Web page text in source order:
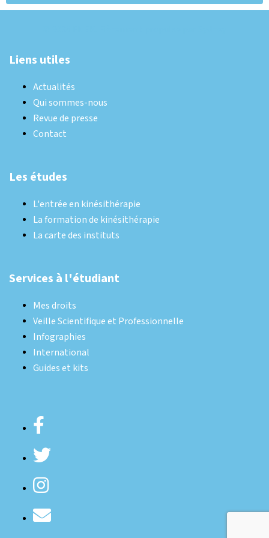
Liens utiles
Actualités
Qui sommes-nous
Revue de presse
Contact
Les études
L'entrée en kinésithérapie
La formation de kinésithérapie
La carte des instituts
Services à l'étudiant
Mes droits
Veille Scientifique et Professionnelle
Infographies
International
Guides et kits